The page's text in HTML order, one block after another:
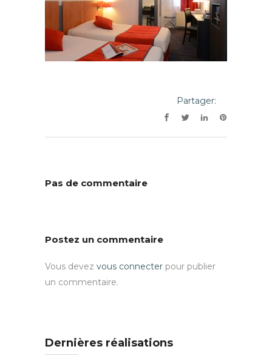
Partager:
Pas de commentaire
Postez un commentaire
Vous devez vous connecter pour publier
un commentaire.
Dernières réalisations